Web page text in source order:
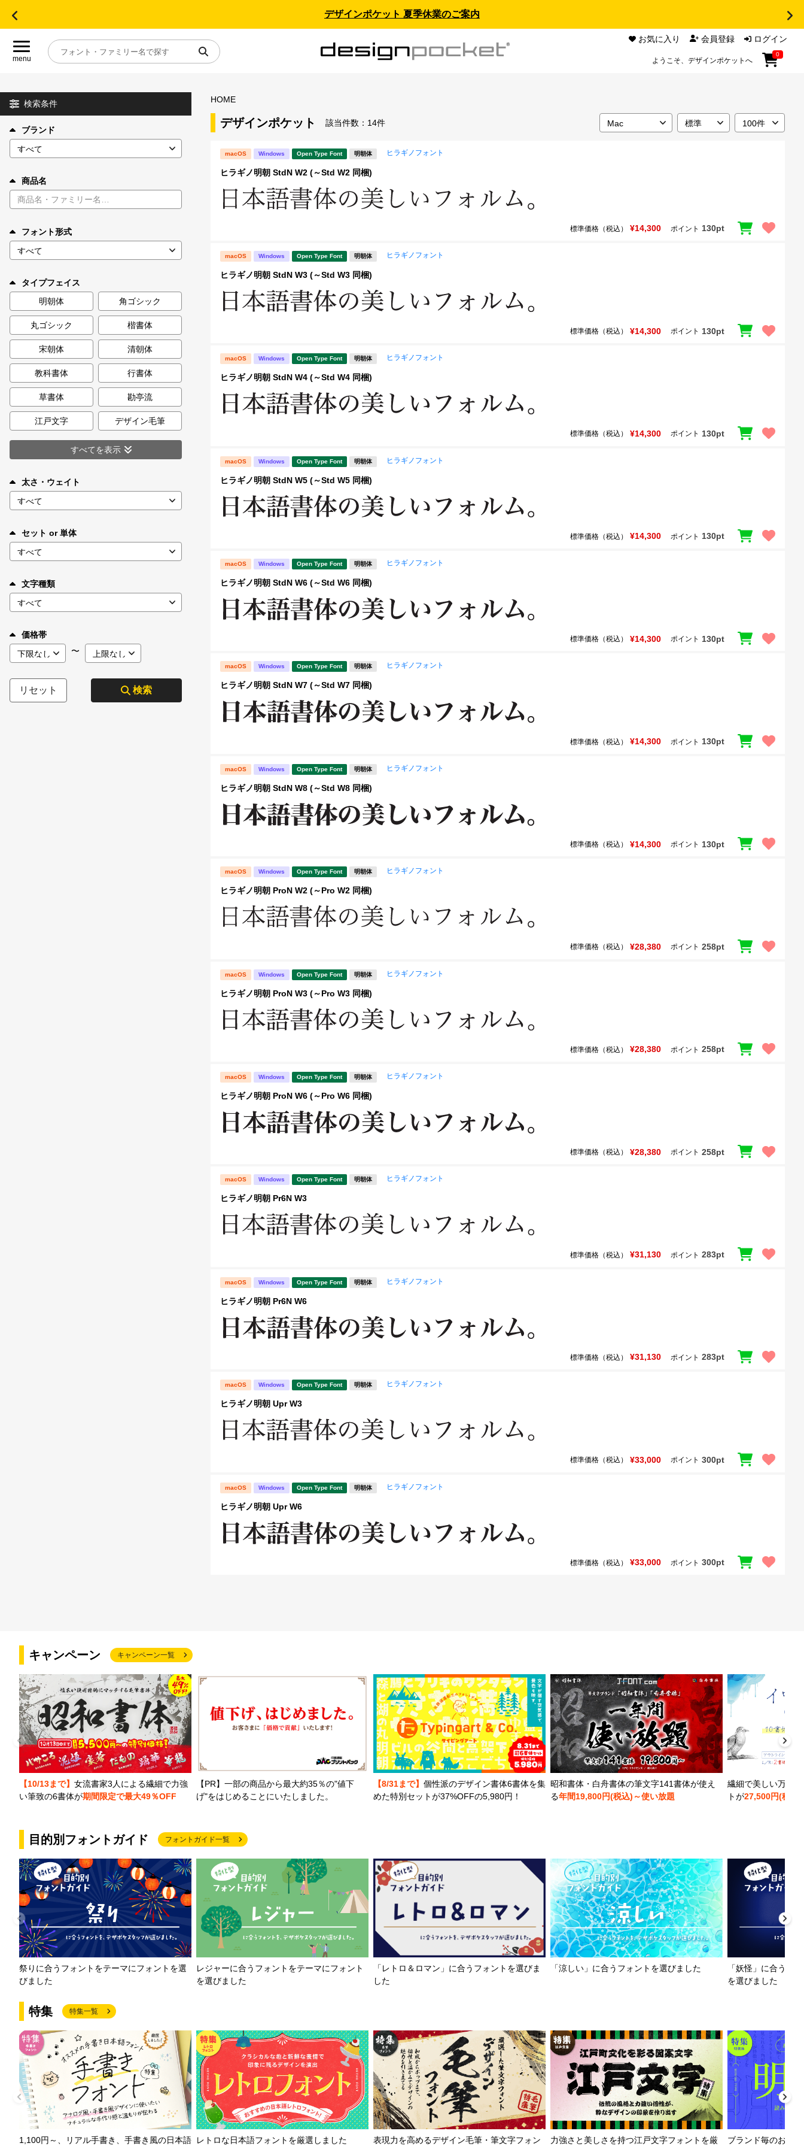
デザインポケット 夏季休業のご案内
menu
お気に入り 会員登録 ログイン
ようこそ、デザインポケットへ
0
目的別フォントガイド
特集
年間ライセンス商品
キャンペーン一覧
カート 0
マイページ
お気に入り
ご利用ガイド
お問い合わせ
検索条件
ブランド
商品名
フォント形式
タイプフェイス
明朝体
角ゴシック
丸ゴシック 楷書体
宋朝体 清朝体
教科書体 行書体
草書体 勘亭流
江戸文字 デザイン毛筆
すべてを表示
太さ・ウェイト
セット or 単体
文字種類
価格帯
〜
リセット 検索
HOME
デザインポケット 該当件数： 14件
macOS Windows Open Type Font 明朝体 ヒラギノフォント
ヒラギノ明朝 StdN W2 (～Std W2 同梱)
標準価格（税込） ¥14,300 ポイント 130pt
macOS Windows Open Type Font 明朝体 ヒラギノフォント
ヒラギノ明朝 StdN W3 (～Std W3 同梱)
標準価格（税込） ¥14,300 ポイント 130pt
macOS Windows Open Type Font 明朝体 ヒラギノフォント
ヒラギノ明朝 StdN W4 (～Std W4 同梱)
標準価格（税込） ¥14,300 ポイント 130pt
macOS Windows Open Type Font 明朝体 ヒラギノフォント
ヒラギノ明朝 StdN W5 (～Std W5 同梱)
標準価格（税込） ¥14,300 ポイント 130pt
macOS Windows Open Type Font 明朝体 ヒラギノフォント
ヒラギノ明朝 StdN W6 (～Std W6 同梱)
標準価格（税込） ¥14,300 ポイント 130pt
macOS Windows Open Type Font 明朝体 ヒラギノフォント
ヒラギノ明朝 StdN W7 (～Std W7 同梱)
標準価格（税込） ¥14,300 ポイント 130pt
macOS Windows Open Type Font 明朝体 ヒラギノフォント
ヒラギノ明朝 StdN W8 (～Std W8 同梱)
標準価格（税込） ¥14,300 ポイント 130pt
macOS Windows Open Type Font 明朝体 ヒラギノフォント
ヒラギノ明朝 ProN W2 (～Pro W2 同梱)
標準価格（税込） ¥28,380 ポイント 258pt
macOS Windows Open Type Font 明朝体 ヒラギノフォント
ヒラギノ明朝 ProN W3 (～Pro W3 同梱)
標準価格（税込） ¥28,380 ポイント 258pt
macOS Windows Open Type Font 明朝体 ヒラギノフォント
ヒラギノ明朝 ProN W6 (～Pro W6 同梱)
標準価格（税込） ¥28,380 ポイント 258pt
macOS Windows Open Type Font 明朝体 ヒラギノフォント
ヒラギノ明朝 Pr6N W3
標準価格（税込） ¥31,130 ポイント 283pt
macOS Windows Open Type Font 明朝体 ヒラギノフォント
ヒラギノ明朝 Pr6N W6
標準価格（税込） ¥31,130 ポイント 283pt
macOS Windows Open Type Font 明朝体 ヒラギノフォント
ヒラギノ明朝 Upr W3
標準価格（税込） ¥33,000 ポイント 300pt
macOS Windows Open Type Font 明朝体 ヒラギノフォント
ヒラギノ明朝 Upr W6
標準価格（税込） ¥33,000 ポイント 300pt
キャンペーン キャンペーン一覧
【10/13まで】 女流書家3人による繊細で力強
い筆致の6書体が期間限定で最大49％OFF
【PR】一部の商品から最大約35％の"値下
げ"をはじめることにいたしました。
【8/31まで】 個性派のデザイン書体6書体を集
めた特別セットが37%OFFの5,980円！
昭和書体・白舟書体の筆文字141書体が使え
る年間19,800円(税込)～使い放題
繊細で美しい万年
トが27,500円(税込)
目的別フォントガイド フォントガイド一覧
祭りに合うフォントをテーマにフォントを選
びました
レジャーに合うフォントをテーマにフォント
を選びました
「レトロ＆ロマン」に合うフォントを選びま
した
「涼しい」に合うフォントを選びました
「妖怪」に合うフ
を選びました
特集 特集一覧
1,100円～、リアル手書き、手書き風の日本語 レトロな日本語フォントを厳選しました 表現力を高めるデザイン毛筆・筆文字フォン 力強さと美しさを持つ江戸文字フォントを厳 ブランド毎のおす